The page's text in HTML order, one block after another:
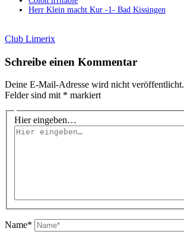
Herr Klein macht Kur -1- Bad Kissingen
Club Limerix
Schreibe einen Kommentar
Deine E-Mail-Adresse wird nicht veröffentlicht.
Felder sind mit * markiert
Hier eingeben…
Name*